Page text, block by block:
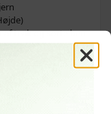
af teak og sorte ben